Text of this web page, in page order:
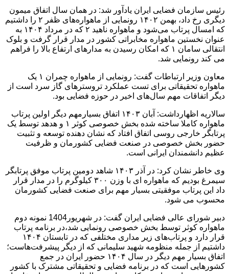
رئیس سازمان فضایی ایران یادآور شد: در همان سال اتفاق میمون
دیگری رخ داد، بهمن ۱۴۰۲ رونمایی از ماهواره‌های ظفر ۲ را داشتیم
که امسال پرتاب می‌شود و ماهواره ناهید ۲ که در مرداد ۱۴۰۴ به
عنوان نخستین ماهواره مخابراتی کشور در مدار قرار گرفت و بلوک
انتقالی سامان ۱ که امکان رسیدن به مدارهای ارتفاع بالا را فراهم
می کند رونمایی شد.
معاون وزیر ارتباطات گفت: رونمایی از ماهواره چمران ۱ یک
ماهواره تحقیقاتی برای تست عملکرد تروسترهای گاز سرد است از
دیگر اتفاقات مهم سال‌های اخیر در حوزه فضایی بود.
سالاریه ‌اظهارداشت: آبان ۱۴۰۳ اتفاق بسیارمهم دیگر اولین پرتاب
ماهواره کاملا ساخته شده بخش خصوصی کوثر ۱ و هدهد توسط یک
پرتابگر خارجی روسی اتفاق افتاد که نشان دهنده توسعه و تثبیت
حضور بخش خصوصی در صنعت فضایی کشورمان و ظرفیت
عظیم دانشمندان ایرانی است.
وی خاطر نشان کرد: در آذر ۱۴۰۳ شاهد دومین پرتاب موفق پرتابگر
سیمرغ بودیم که ماهواره ای با وزن ۳۰۰ کیلوگرم را در مدار قرار
داد این پرتاب موفقیتی بسیار مهم برای صنعت فضایی کشورمان
محسوب می شود.
دبیر شورای عالی فضایی ایران گفت: در شهریور1404 نمونه دوم
ماهواره کوثر توسط بخش خصوصی رونمایی شد،در برنامه پرتاب
قرار دارد و پرتاب‌های زیر مداری مختلفی که در تابستان ۱۴۰۴
داشتیم از جمله منظومه شهید سلیمانی که از دیگر پیشرفت‌هاست؛
اتفاق بسیار مهم دیگر در سال ۱۴۰۴ حضور ایران در جمع
کشورهایی است که در برنامه فضایی و تحقیقاتی مشترک با کشور